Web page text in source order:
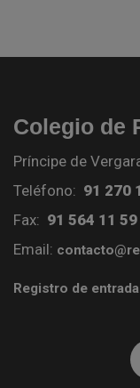
Colegio de
Príncipe de
Teléfono: 91 270
Fax: 91 564 11 59
Email:
Registro de